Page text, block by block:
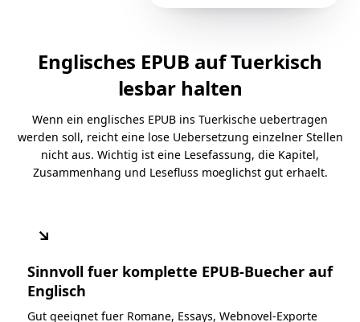
Englisches EPUB auf Tuerkisch
lesbar halten
Wenn ein englisches EPUB ins Tuerkische uebertragen
werden soll, reicht eine lose Uebersetzung einzelner Stellen
nicht aus. Wichtig ist eine Lesefassung, die Kapitel,
Zusammenhang und Lesefluss moeglichst gut erhaelt.
↘
Sinnvoll fuer komplette EPUB-Buecher auf
Englisch
Gut geeignet fuer Romane, Essays, Webnovel-Exporte